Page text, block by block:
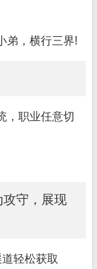
弟，横行三界!
，职业任意切
攻守，展现
轻松获取